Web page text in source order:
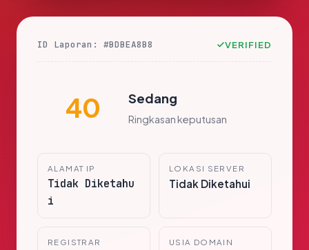
ID Laporan: #BDBEA8B8 VERIFIED
40 Sedang
Ringkasan keputusan
ALAMAT IP
Tidak Diketahu
i
LOKASI SERVER
Tidak Diketahui
REGISTRAR USIA DOMAIN